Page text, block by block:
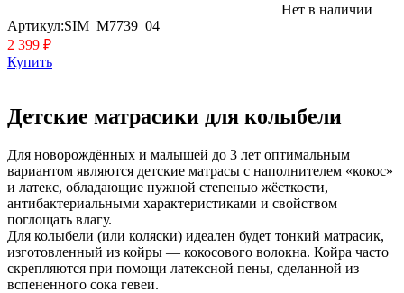
Нет в наличии
Артикул:SIM_M7739_04
2 399 ₽
Купить
Детские матрасики для колыбели
Для новорождённых и малышей до 3 лет оптимальным
вариантом являются детские матрасы с наполнителем «кокос»
и латекс, обладающие нужной степенью жёсткости,
антибактериальными характеристиками и свойством
поглощать влагу.
Для колыбели (или коляски) идеален будет тонкий матрасик,
изготовленный из койры — кокосового волокна. Койра часто
скрепляются при помощи латексной пены, сделанной из
вспененного сока гевеи.